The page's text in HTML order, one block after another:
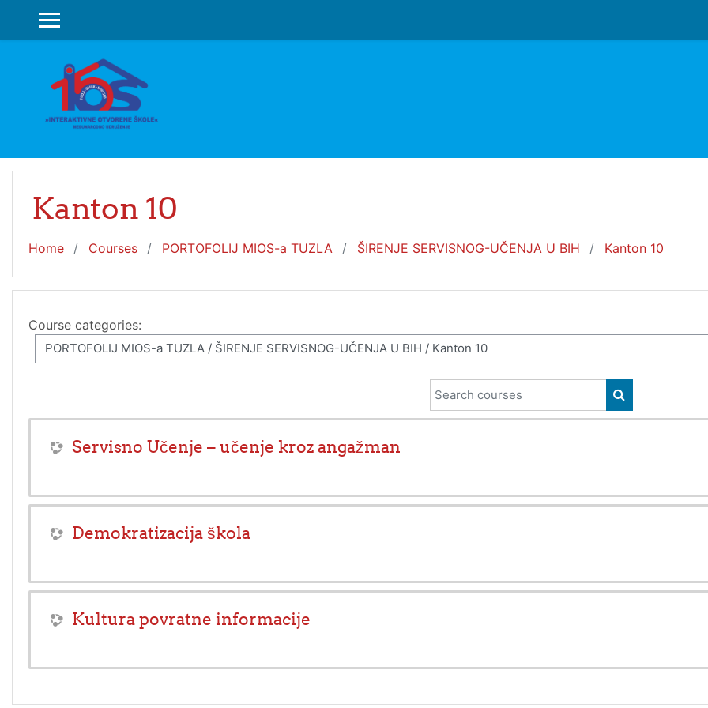
SIDE PANEL
Kanton 10
Home Courses PORTOFOLIJ MIOS-a TUZLA ŠIRENJE SERVISNOG-UČENJA U BIH Kanton 10
Course categories:
Search courses SEARCH
Servisno Učenje – učenje kroz angažman
Demokratizacija škola
Kultura povratne informacije